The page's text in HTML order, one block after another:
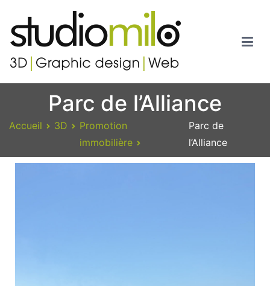
Studiomilo
Votre spécialiste en 3D, Images de synthèse, Graphic design et
Parc de l’Alliance
Accueil 3D
Promotion
immobilière
Parc de
l’Alliance